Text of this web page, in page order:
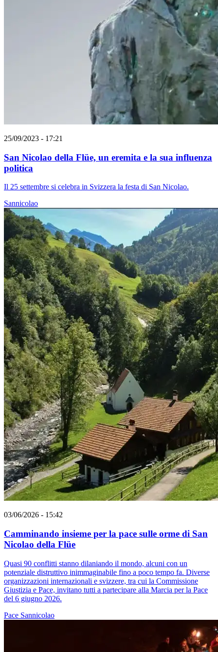
25/09/2023 - 17:21
San Nicolao della Flüe, un eremita e la sua influenza
politica
Il 25 settembre si celebra in Svizzera la festa di San Nicolao.
Sannicolao
03/06/2026 - 15:42
Camminando insieme per la pace sulle orme di San
Nicolao della Flüe
Quasi 90 conflitti stanno dilaniando il mondo, alcuni con un
potenziale distruttivo inimmaginabile fino a poco tempo fa. Diverse
organizzazioni internazionali e svizzere, tra cui la Commissione
Giustizia e Pace, invitano tutti a partecipare alla Marcia per la Pace
del 6 giugno 2026.
Pace Sannicolao